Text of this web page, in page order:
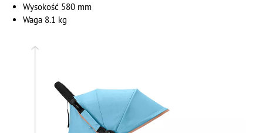
Wysokość 580 mm
Waga 8.1 kg